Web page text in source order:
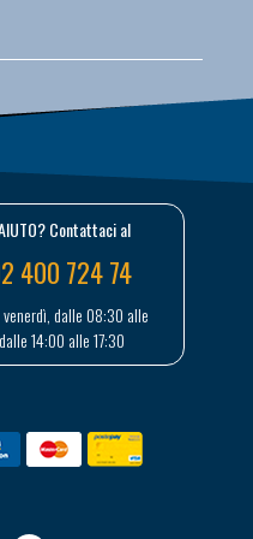
Contattaci al
400 724 74
dalle 08:30 alle
14:00 alle 17:30